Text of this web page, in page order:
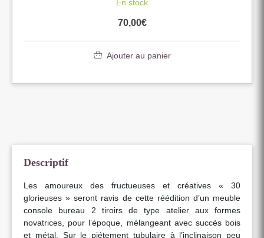
En stock
70,00€
Ajouter au panier
Descriptif
Les amoureux des fructueuses et créatives « 30
glorieuses » seront ravis de cette réédition d’un meuble
console bureau 2 tiroirs de type atelier aux formes
novatrices, pour l’époque, mélangeant avec succès bois
et métal. Sur le piétement tubulaire à l’inclinaison peu